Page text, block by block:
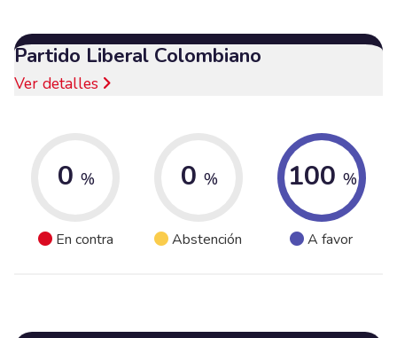
Partido Liberal Colombiano
Ver detalles
0 %
En contra
0 %
Abstención
100 %
A favor